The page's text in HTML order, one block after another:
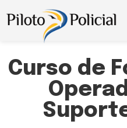
Curso de